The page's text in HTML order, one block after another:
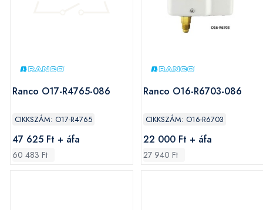
Ranco O17-R4765-086
CIKKSZÁM: O17-R4765
47 625 Ft + áfa
60 483 Ft
Ranco O16-R6703-086
CIKKSZÁM: O16-R6703
22 000 Ft + áfa
27 940 Ft